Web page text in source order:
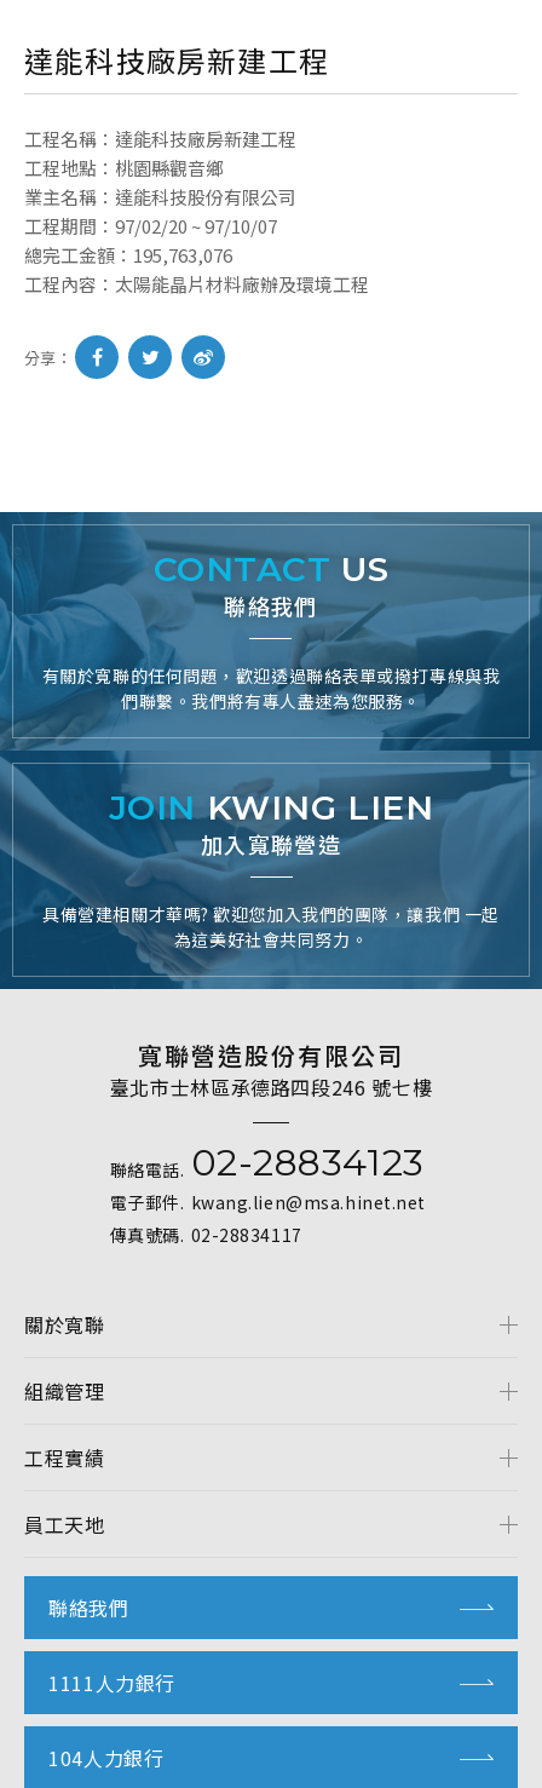
達能科技廠房新建工程
工程名稱：達能科技廠房新建工程
工程地點：桃園縣觀音鄉
業主名稱：達能科技股份有限公司
工程期間：97/02/20 ~ 97/10/07
總完工金額：195,763,076
工程內容：太陽能晶片材料廠辦及環境工程
分享：
CONTACT US
聯絡我們
有關於寬聯的任何問題，歡迎透過聯絡表單或撥打專線與我
們聯繫。我們將有專人盡速為您服務。
JOINKWING LIEN
加入寬聯營造
具備營建相關才華嗎? 歡迎您加入我們的團隊，讓我們 一起
為這美好社會共同努力。
寬聯營造股份有限公司
臺北市士林區承德路四段246 號七樓
聯絡電話. 02-28834123
電子郵件. kwang.lien@msa.hinet.net
傳真號碼. 02-28834117
關於寬聯
組織管理
工程實績
員工天地
聯絡我們
1111人力銀行
104人力銀行